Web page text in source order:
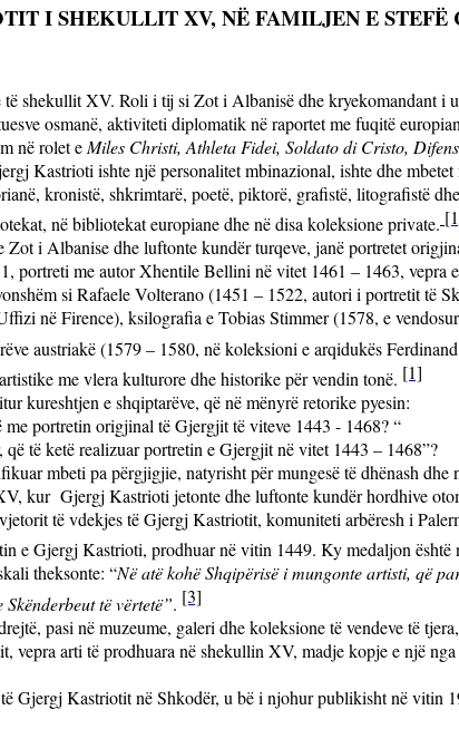
I SHEKULLIT XV, NË FAMILJEN E STEFË
shekullit XV. Roli i tij si Zot i Albanisë dhe kryekomandant i
osmanë, aktiviteti diplomatik në raportet me fuqitë
në rolet e Miles Christi, Athleta Fidei, Soldato di Cristo,
Kastrioti ishte një personalitet mbinazional, ishte dhe mbetet
kronistë, shkrimtarë, poetë, piktorë, grafistë, litografistë
në bibliotekat europiane dhe në disa koleksione private.
i Albanise dhe luftonte kundër turqeve, janë portretet
portreti me autor Xhentile Bellini në vitet 1461 – 1463, vepra e
siRafaele Volterano (1451 – 1522, autori i portretit të
në Firence), ksilografia e Tobias Stimmer (1578, e
austriakë (1579 – 1580, në koleksioni e arqidukës
me vlera kulturore dhe historike për vendin tonë. [1]
kureshtjen e shqiptarëve, që në mënyrë retorike pyesin:
portretin origjinal të Gjergjit të viteve 1443 - 1468? “
të ketë realizuar portretin e Gjergjit në vitet 1443 – 1468”?
mbeti pa përgjigjie, natyrisht për mungesë të dhënash dhe
kur Gjergj Kastrioti jetonte dhe luftonte kundër hordhive
të vdekjes të Gjergj Kastriotit, komuniteti arbëresh i
e Gjergj Kastrioti, prodhuar në vitin 1449. Ky medaljon
theksonte: “Në atë kohë Shqipërisë i mungonte artisti, që
të vërtetë”. [3]
pasi në muzeume, galeri dhe koleksione të vendeve të
vepra arti të prodhuara në shekullin XV, madje kopje e një
Gjergj Kastriotit në Shkodër, u bë i njohur publikisht në vitin